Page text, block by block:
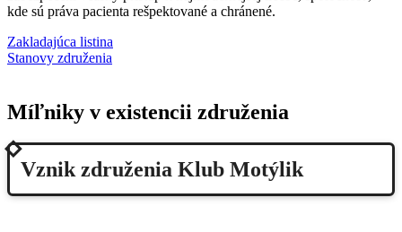
kde sú práva pacienta rešpektované a chránené.
Zakladajúca listina
Stanovy združenia
Míľniky v existencii združenia
2004
Vznik združenia Klub Motýlik